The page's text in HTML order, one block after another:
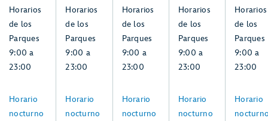
que
necesitas
para
Información
Importante
agosto
Horarios
de los
Parques
9:00
a
23:00,
domingo,
2,
9:00 a
23:00
Horario
nocturno
-:
domingo,
agosto
Horarios
de los
Parques
9:00
a
23:00,
lunes,
3,
9:00 a
23:00
Horario
nocturno
-:
lunes,
agosto
Horarios
de los
Parques
9:00
a
23:00,
martes,
4,
9:00 a
23:00
Horario
nocturno
-:
martes,
agosto
Horarios
de los
Parques
9:00
a
23:00,
miércoles,
5,
9:00 a
23:00
Horario
nocturno
23:00
a
agosto
Horarios
de los
Parques
9:00
a
23:00,
jueves,
6,
9:00 a
23:00
Horario
-:
jueves,